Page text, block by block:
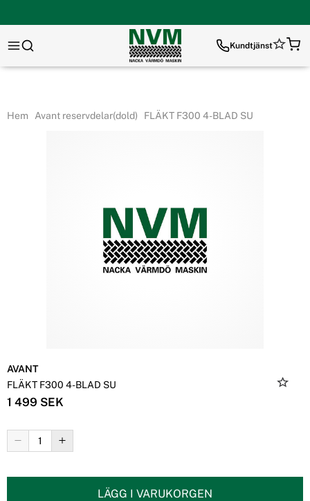
Kundtjänst
Hem Avant reservdelar(dold) FLÄKT F300 4-BLAD SU
AVANT
FLÄKT F300 4-BLAD SU
1 499 SEK
LÄGG I VARUKORGEN